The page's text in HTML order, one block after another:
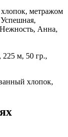
метражом
Анна,
м, 50 гр.,
хлопок,